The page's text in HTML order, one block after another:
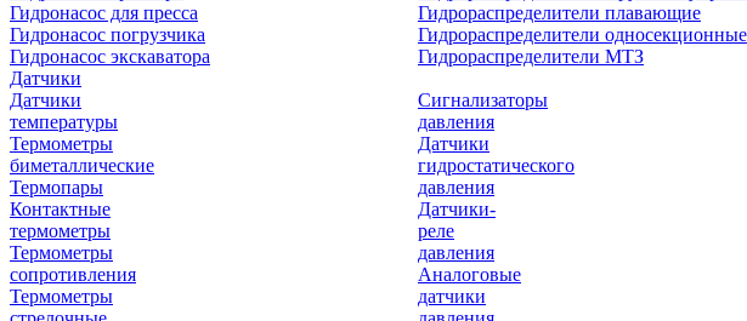
Гидронасос для пресса
Гидронасос погрузчика
Гидронасос экскаватора
Гидрораспределители плавающие
Гидрораспределители односекционные
Гидрораспределители МТЗ
Датчики
Датчики
температуры
Термометры
биметаллические
Термопары
Контактные
термометры
Термометры
сопротивления
Термометры
Сигнализаторы
давления
Датчики
гидростатического
давления
Датчики-
реле
давления
Аналоговые
датчики